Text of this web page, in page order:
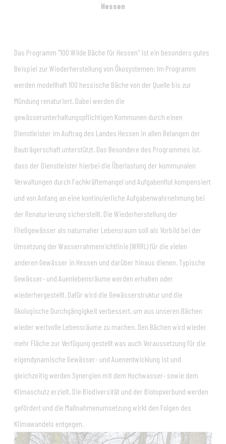
Hessen
Das Programm "100 Wilde Bäche für Hessen" ist ein besonders gutes
Beispiel zur Wiederherstellung von Ökosystemen: Im Programm
werden modellhaft 100 hessische Bäche von der Quelle bis zur
Mündung renaturiert. Dabei werden die
gewässerunterhaltungspflichtigen Kommunen durch einen
Dienstleister im Auftrag des Landes Hessen in allen Belangen der
Bauträgerschaft unterstützt. Das Besondere des Programmes ist,
dass der Dienstleister hierbei die Überlastung der kommunalen
Verwaltungen durch Fachkräftemangel und Aufgabenflut kompensiert
und von Anfang an eine kontinuierliche Aufgabenwahrnehmung bei
der Renaturierung sicherstellt. Die Wiederherstellung der
Fließgewässer als naturnaher Lebensraum soll als Vorbild bei der
Umsetzung der Wasserrahmenrichtlinie (WRRL) für die vielen
anderen Gewässer in Hessen und darüber hinaus dienen. Typische
Gewässer- und Auenlebensräume werden erhalten oder
wiederhergestellt. Dafür wird die Gewässerstruktur und die
ökologische Durchgängigkeit verbessert, um aus unseren Bächen
wieder wertvolle Lebensräume zu machen. Den Bächen wird wieder
mehr Fläche zur Verfügung gestellt was auch Voraussetzung für die
eigendynamische Gewässer- und Auenentwicklung ist und
gleichzeitig werden Synergien mit dem Hochwasser- sowie dem
Klimaschutz erzielt. Die Biodiversität und der Biotopverbund werden
gefördert und die Maßnahmenumsetzung wirkt den Folgen des
Klimawandels entgegen.